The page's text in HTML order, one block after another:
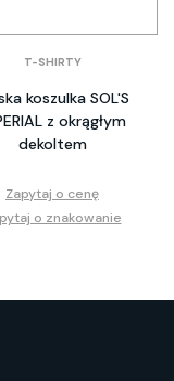
T-SHIRTY
koszulka SOL'S
z okrągłym
dekoltem
Zapytaj o cenę
o znakowanie